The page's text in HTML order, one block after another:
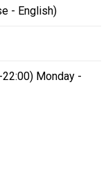
- English)
Monday -